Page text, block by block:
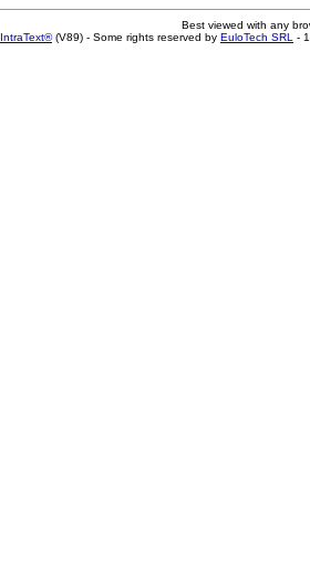
Best viewed with any
IntraText®(V89) - Some rights reserved by EuloTech SRL -